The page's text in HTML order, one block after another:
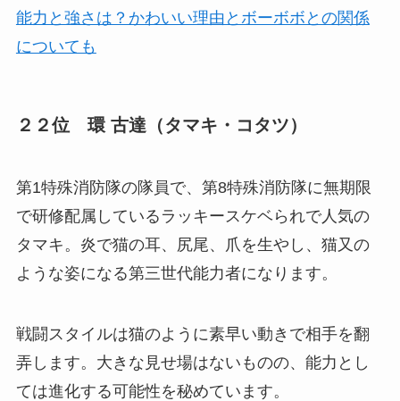
能力と強さは？かわいい理由とボーボボとの関係
についても
２２位 環 古達（タマキ・コタツ）
第1特殊消防隊の隊員で、第8特殊消防隊に無期限
で研修配属しているラッキースケベられで人気の
タマキ。炎で猫の耳、尻尾、爪を生やし、猫又の
ような姿になる第三世代能力者になります。
戦闘スタイルは猫のように素早い動きで相手を翻
弄します。大きな見せ場はないものの、能力とし
ては進化する可能性を秘めています。